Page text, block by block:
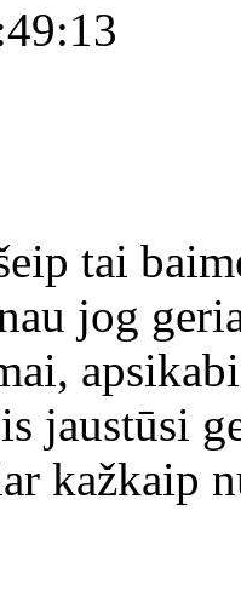
tai
jog
jaustūsi
kažkaip